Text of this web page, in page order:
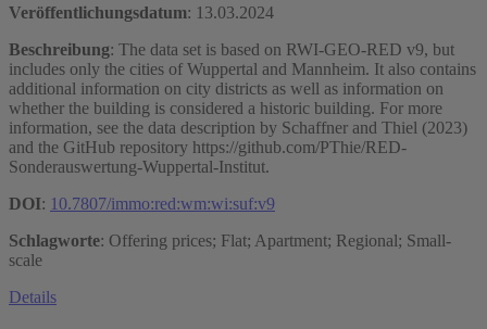
Veröffentlichungsdatum: 13.03.2024
Beschreibung: The data set is based on RWI-GEO-RED v9, but
includes only the cities of Wuppertal and Mannheim. It also contains
additional information on city districts as well as information on
whether the building is considered a historic building. For more
information, see the data description by Schaffner and Thiel (2023)
and the GitHub repository https://github.com/PThie/RED-
Sonderauswertung-Wuppertal-Institut.
DOI: 10.7807/immo:red:wm:wi:suf:v9
Schlagworte: Offering prices; Flat; Apartment; Regional; Small-
scale
Details